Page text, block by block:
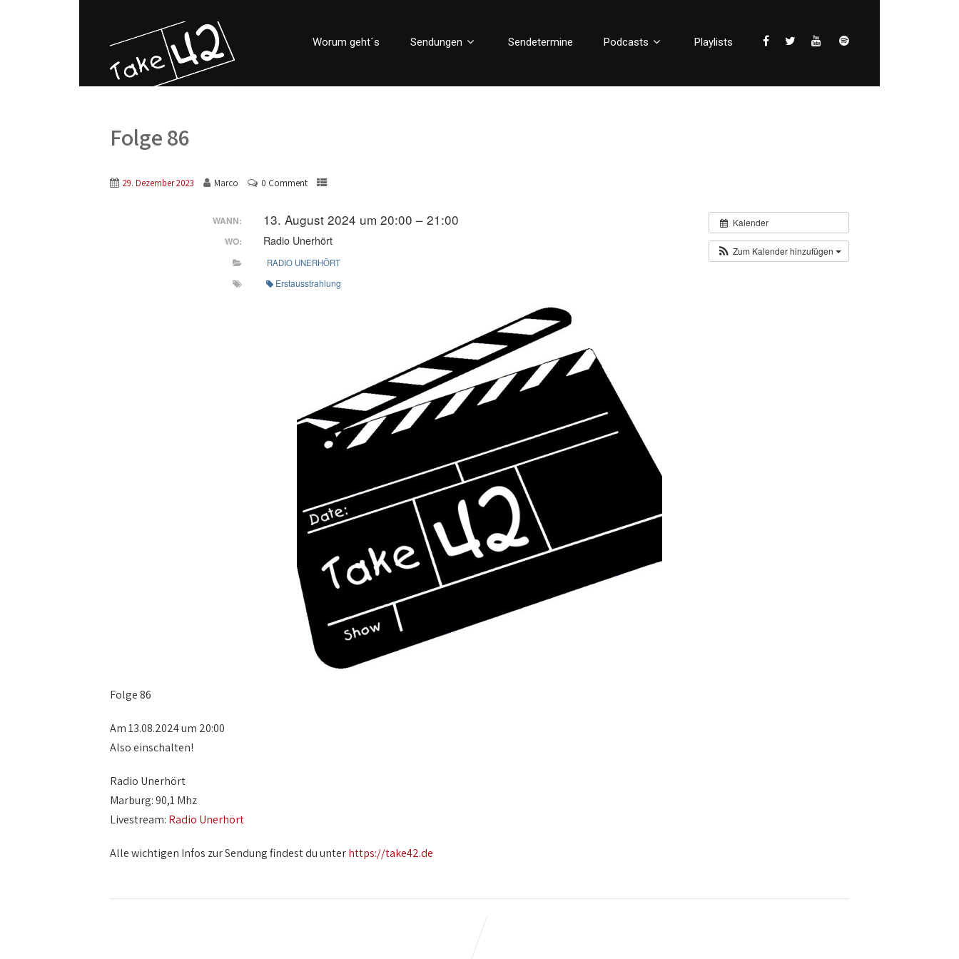
Worum geht´s Sendungen Sendetermine Podcasts Playlists
Folge 86
29. Dezember 2023 Marco 0 Comment
Kalender
Zum Kalender hinzufügen
WANN: 13. August 2024 um 20:00 – 21:00
WO: Radio Unerhört
RADIO UNERHÖRT
Erstausstrahlung
Folge 86
Am 13.08.2024 um 20:00
Also einschalten!
Radio Unerhört
Marburg: 90,1 Mhz
Livestream: Radio Unerhört
Alle wichtigen Infos zur Sendung findest du unterhttps://take42.de